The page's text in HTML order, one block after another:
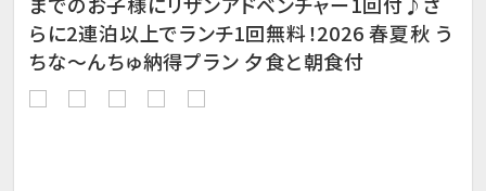
らに2連泊以上でランチ1回無料！2026 春夏秋 う
ちな～んちゅ納得プラン 夕食と朝食付